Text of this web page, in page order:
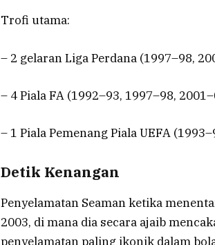
Trofi utama:
– 2 gelaran Liga Perdana (1997–98,
– 4 Piala FA (1992–93, 1997–98,
– 1 Piala Pemenang Piala UEFA
Detik Kenangan
Penyelamatan Seaman ketika
2003, di mana dia secara ajaib
penyelamatan paling ikonik dalam